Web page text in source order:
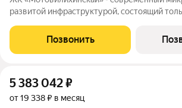
развитой инфраструктурой, состоящий
кварталами на территории 22 Га 1.
технологий строительства с современными
Позвонить
5 383 042₽
от 19 338 ₽ в месяц